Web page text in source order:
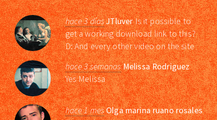
hace 3 díasJTluverIs it possible to
get a working download link to this?
D: And every other video on the site
hace 3 semanasMelissa Rodriguez
Yes Melissa
hace 1 mesOlga marina ruano rosales